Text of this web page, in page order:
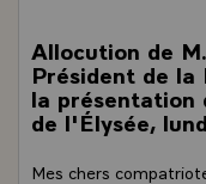
Allocution de
Président de la
la présentation
de l'Élysée,
Mes chers